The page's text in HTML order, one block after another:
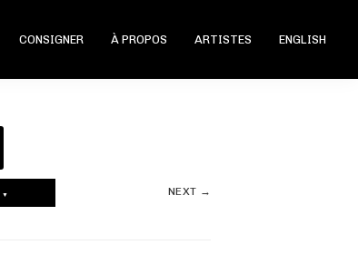
CONSIGNER À PROPOS ARTISTES ENGLISH
▼ NEXT →